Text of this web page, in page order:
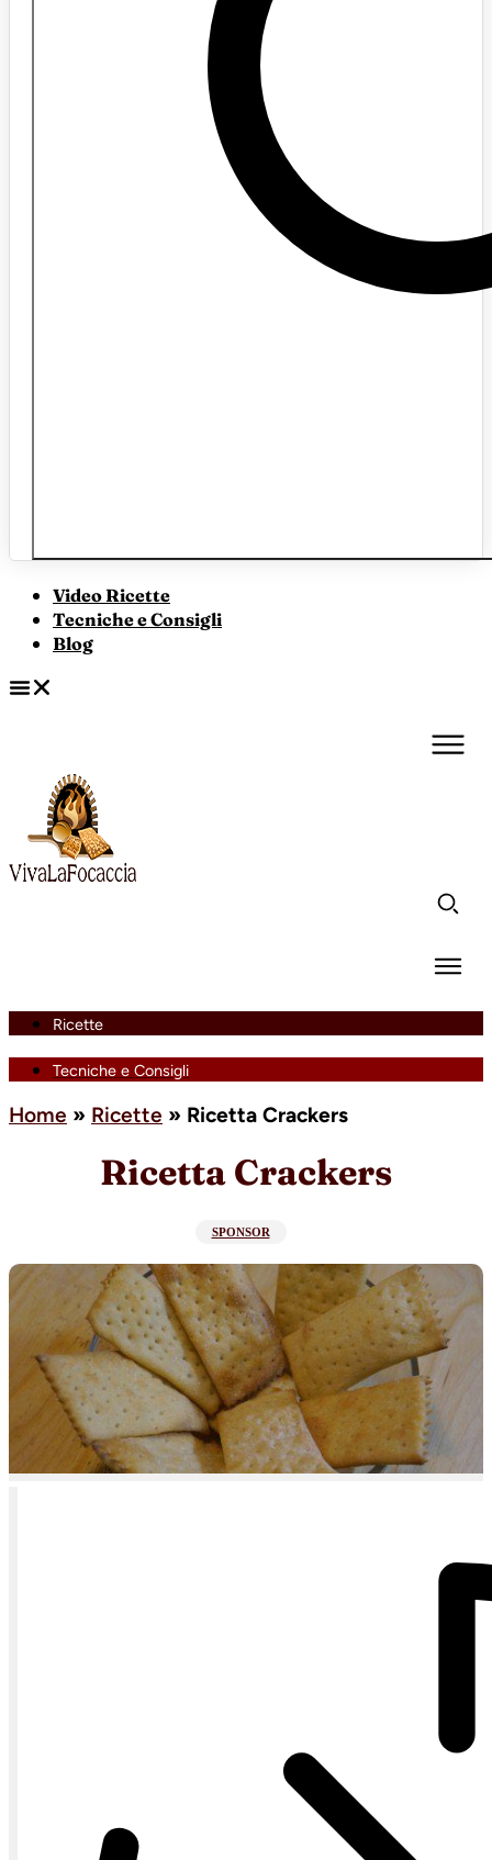
Video Ricette
Tecniche e Consigli
Blog
Ricette
Tecniche e Consigli
Home » Ricette » Ricetta Crackers
Ricetta Crackers
SPONSOR